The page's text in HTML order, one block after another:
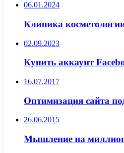
06.01.2024
Клиника
02.09.2023
Купить аккаунт
16.07.2017
Оптимизация сайта
26.06.2015
Мышление на